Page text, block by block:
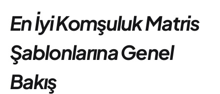
En İyi Komşuluk Matris
Şablonlarına Genel
Bakış